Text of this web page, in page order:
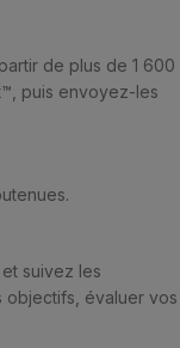
de plus de 1 600
puis envoyez-les
suivez les
objectifs, évaluer vos